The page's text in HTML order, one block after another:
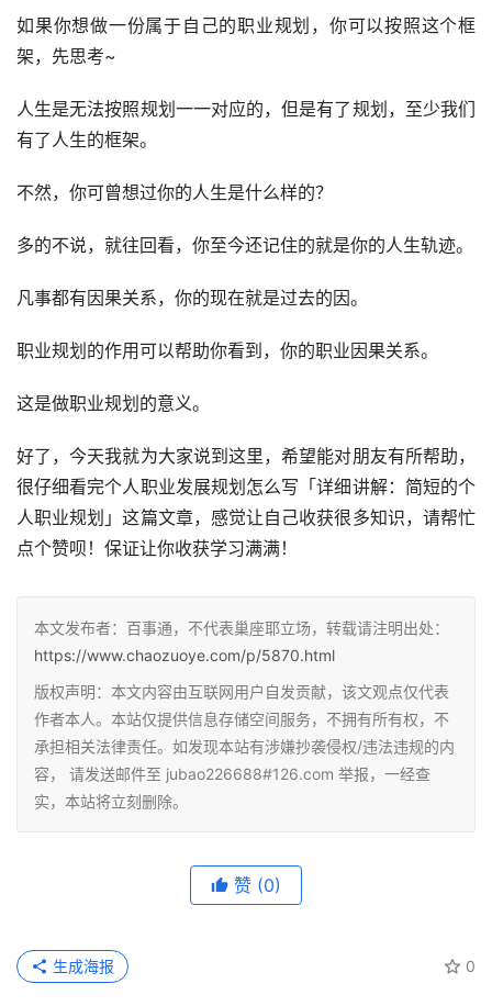
如果你想做一份属于自己的职业规划，你可以按照这个框
架，先思考~
人生是无法按照规划一一对应的，但是有了规划，至少我们
有了人生的框架。
不然，你可曾想过你的人生是什么样的？
多的不说，就往回看，你至今还记住的就是你的人生轨迹。
凡事都有因果关系，你的现在就是过去的因。
职业规划的作用可以帮助你看到，你的职业因果关系。
这是做职业规划的意义。
好了，今天我就为大家说到这里，希望能对朋友有所帮助，
很仔细看完个人职业发展规划怎么写「详细讲解：简短的个
人职业规划」这篇文章，感觉让自己收获很多知识，请帮忙
点个赞呗！保证让你收获学习满满！
本文发布者：百事通，不代表巢座耶立场，转载请注明出处：
https://www.chaozuoye.com/p/5870.html
版权声明：本文内容由互联网用户自发贡献，该文观点仅代表
作者本人。本站仅提供信息存储空间服务，不拥有所有权，不
承担相关法律责任。如发现本站有涉嫌抄袭侵权/违法违规的内
容， 请发送邮件至 jubao226688#126.com 举报，一经查
实，本站将立刻删除。
赞 (0)
0
生成海报